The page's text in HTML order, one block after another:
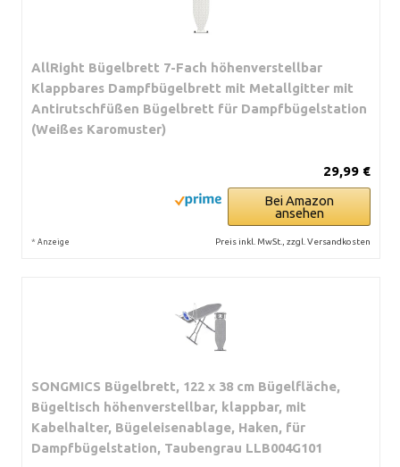
AllRight Bügelbrett 7-Fach höhenverstellbar
Klappbares Dampfbügelbrett mit Metallgitter mit
Antirutschfüßen Bügelbrett für Dampfbügelstation
(Weißes Karomuster)
29,99 €
Bei Amazon
ansehen
* Anzeige Preis inkl. MwSt., zzgl. Versandkosten
SONGMICS Bügelbrett, 122 x 38 cm Bügelfläche,
Bügeltisch höhenverstellbar, klappbar, mit
Kabelhalter, Bügeleisenablage, Haken, für
Dampfbügelstation, Taubengrau LLB004G101